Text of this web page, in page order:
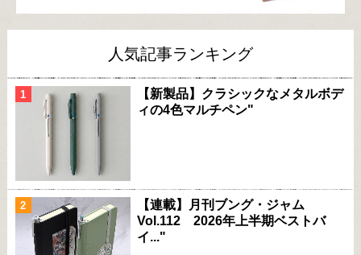
人気記事ランキング
【新製品】クラシックなメタルボデ
ィの4色マルチペン"
【連載】月刊ブング・ジャム
Vol.112 2026年上半期ベストバ
イ..."